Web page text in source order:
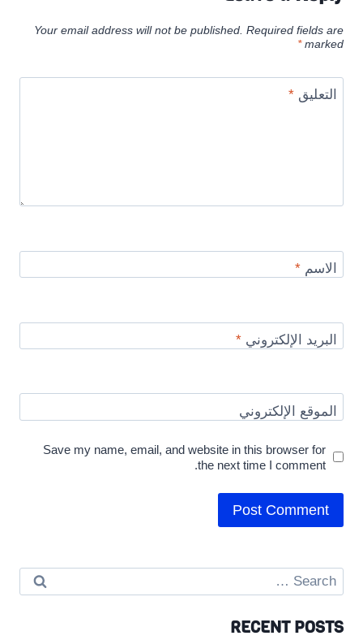
Your email address will not be published. Required fields are
marked
*
التعليق*
الاسم*
البريد الإلكتروني*
الموقع الإلكتروني
Save my name, email, and website in this browser for
the next time I comment.
Search
for:
RECENT POSTS